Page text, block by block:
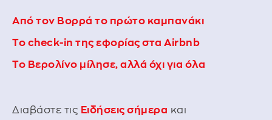
Από τον Βορρά το πρώτο καμπανάκι
Το check-in της εφορίας στα Airbnb
Το Βερολίνο μίλησε, αλλά όχι για όλα
Διαβάστε τις Ειδήσεις σήμερα και